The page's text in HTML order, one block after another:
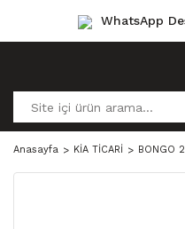
WhatsApp
Anasayfa KİA TİCARİ BONGO